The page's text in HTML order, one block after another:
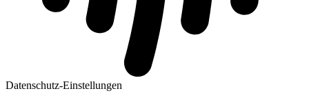
Datenschutz-Einstellungen